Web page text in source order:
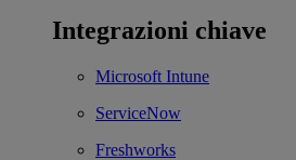
Integrazioni chiave
Microsoft Intune
ServiceNow
Freshworks